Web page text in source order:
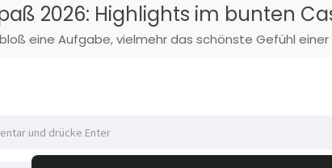
2026: Highlights im bunten
eine Aufgabe, vielmehr das schönste Gefühl